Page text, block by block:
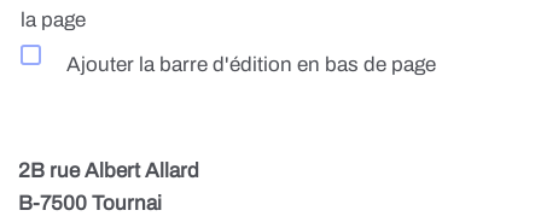
la page
Ajouter la barre d'édition en bas de page
2B rue Albert Allard
B-7500 Tournai